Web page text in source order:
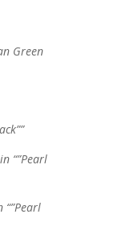
Green
“”Pearl